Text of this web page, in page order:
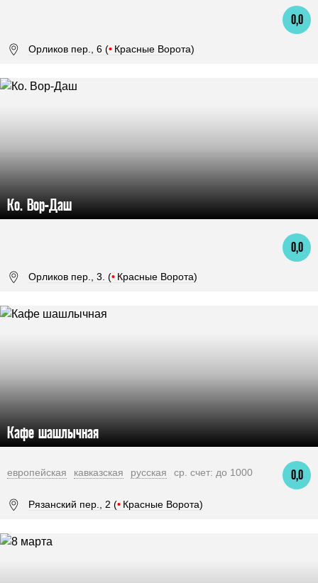
0,0
Орликов пер., 6 (• Красные Ворота)
Ко. Вор-Даш
0,0
Орликов пер., 3. (• Красные Ворота)
Кафе шашлычная
0,0
европейская кавказская русская ср. счет: до 1000
Рязанский пер., 2 (• Красные Ворота)